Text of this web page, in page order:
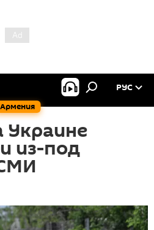
Армения
РУС
Украине
из-под